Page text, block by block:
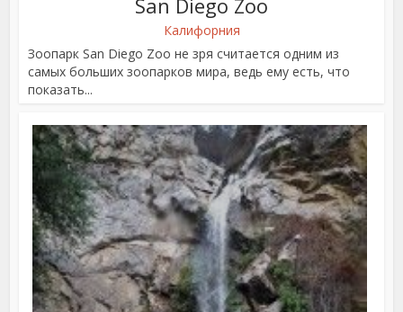
Калифорния
Зоопарк San Diego Zoo не зря считается одним из
самых больших зоопарков мира, ведь ему есть, что
показать...